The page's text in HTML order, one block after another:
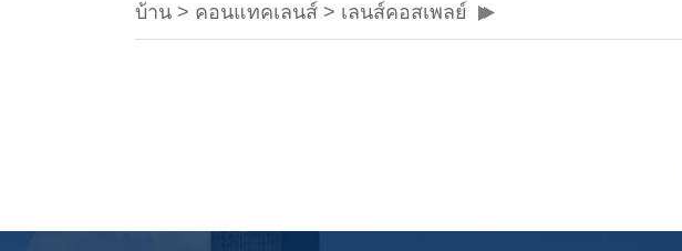
บ้าน > คอนแทคเลนส์ > เลนส์คอสเพลย์